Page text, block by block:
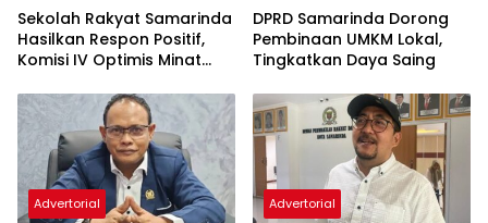
Sekolah Rakyat Samarinda
Hasilkan Respon Positif,
Komisi IV Optimis Minat
DPRD Samarinda Dorong
Pembinaan UMKM Lokal,
Tingkatkan Daya Saing
Advertorial Advertorial